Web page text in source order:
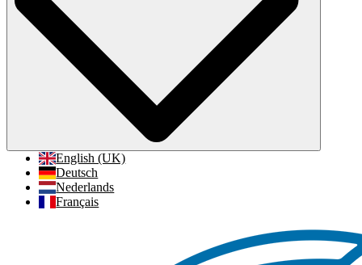
English (UK)
Deutsch
Nederlands
Français